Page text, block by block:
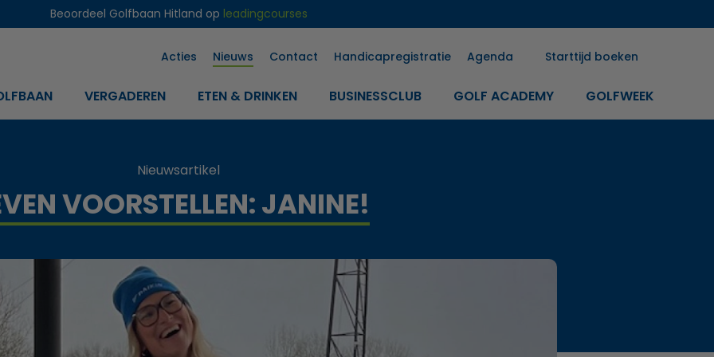
Beoordeel Golfbaan Hitland op leadingcourses
Acties Nieuws Contact Handicapregistratie Agenda Starttijd boeken
VERGADEREN ETEN & DRINKEN BUSINESSCLUB GOLF ACADEMY GOLFWEEK
Nieuwsartikel
VOORSTELLEN: JANINE!